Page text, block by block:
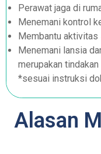
Perawat jaga di
Menemani kontrol
Membantu aktivitas
Menemani lansia
merupakan
*sesuai instruksi
Alasan